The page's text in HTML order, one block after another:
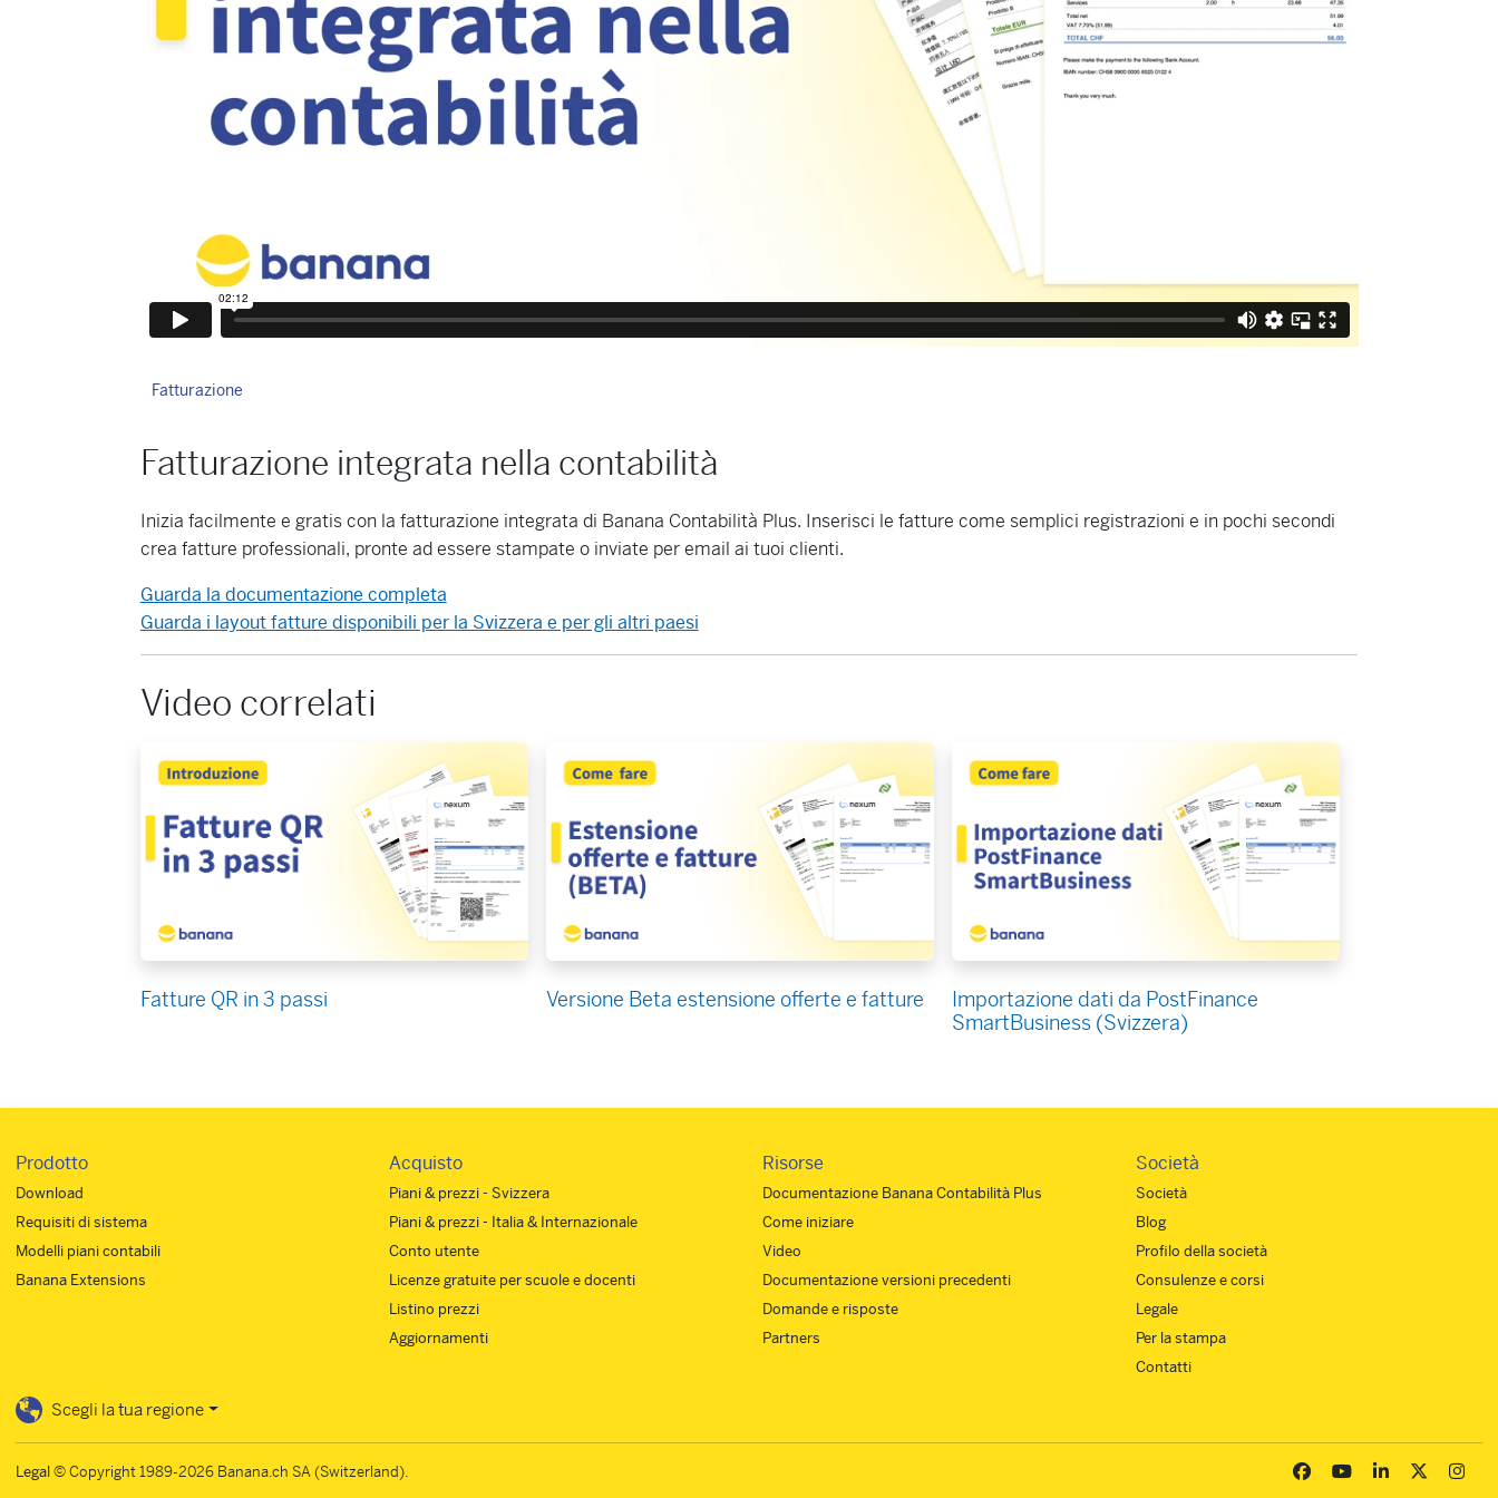
Fatturazione
Fatturazione integrata nella contabilità
Inizia facilmente e gratis con la fatturazione integrata di Banana Contabilità Plus. Inserisci le fatture come semplici registrazioni e in pochi secondi
crea fatture professionali, pronte ad essere stampate o inviate per email ai tuoi clienti.
Guarda la documentazione completa
Guarda i layout fatture disponibili per la Svizzera e per gli altri paesi
Video correlati
Fatture QR in 3 passi Versione Beta estensione offerte e fatture
Importazione dati da PostFinance
SmartBusiness (Svizzera)
Prodotto
Download
Requisiti di sistema
Modelli piani contabili
Banana Extensions
Acquisto
Piani & prezzi - Svizzera
Piani & prezzi - Italia & Internazionale
Conto utente
Licenze gratuite per scuole e docenti
Listino prezzi
Aggiornamenti
Risorse
Documentazione Banana Contabilità Plus
Come iniziare
Video
Documentazione versioni precedenti
Domande e risposte
Partners
Società
Società
Blog
Profilo della società
Consulenze e corsi
Legale
Per la stampa
Contatti
Scegli la tua regione
Legal© Copyright 1989-2026 Banana.ch SA (Switzerland).